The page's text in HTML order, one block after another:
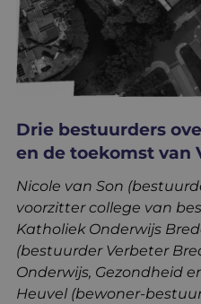
kennisbank
contact
Drie bestuurders
en de toekomst van
Nicole van Son
voorzitter college van
Katholiek Onderwijs
(bestuurder Verbeter
Onderwijs, Gezondheid
Heuvel (bewoner-